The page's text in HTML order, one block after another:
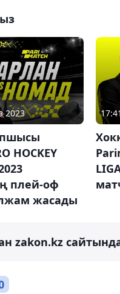
2023
HOCKEY
плей-оф
жасады
zakon.kz